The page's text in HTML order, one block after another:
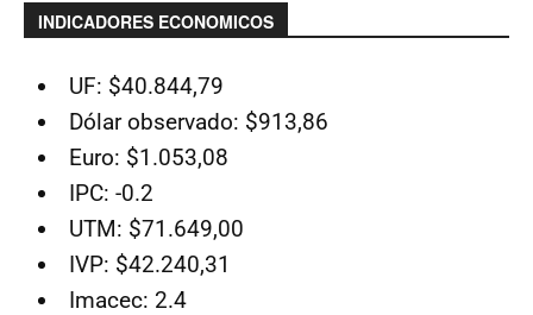
INDICADORES ECONOMICOS
UF: $40.844,79
Dólar observado: $913,86
Euro: $1.053,08
IPC: -0.2
UTM: $71.649,00
IVP: $42.240,31
Imacec: 2.4